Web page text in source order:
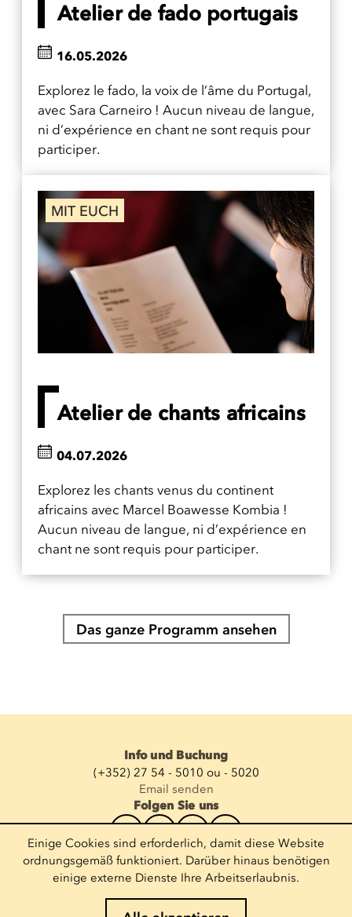
Atelier de fado portugais
Explorez le fado, la voix de l’âme du Portugal,
avec Sara Carneiro ! Aucun niveau de langue,
ni d’expérience en chant ne sont requis pour
participer.
16.05.2026
MIT EUCH
Atelier de chants africains
Explorez les chants venus du continent
africains avec Marcel Boawesse Kombia !
Aucun niveau de langue, ni d’expérience en
chant ne sont requis pour participer.
04.07.2026
Das ganze Programm ansehen
Info und Buchung
(+352) 27 54 - 5010 ou - 5020
Email senden
Folgen Sie uns
Newsletter abonnieren
E-Mail eingeben
Einige Cookies sind erforderlich, damit diese Website
ordnungsgemäß funktioniert. Darüber hinaus benötigen
einige externe Dienste Ihre Arbeitserlaubnis.